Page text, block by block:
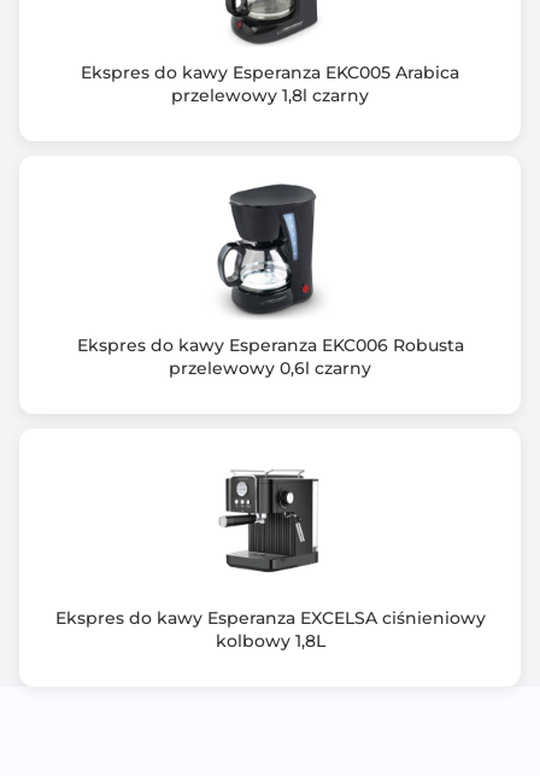
Jacobs® (Tylko małe kapsułki) * , Lor®* , ESE®*
Adler sp. z o.o.
1 adapter do mielonej kawy z 2 wymiennymi filtrami
Filtr mały: Espresso / Mała kawa / Herbata w
Filtr duży: Caffee lungo / Duża kawa
Łatwa obsługa tylko 3 przyciski
Profesjonalna pompa o ciśnieniu 19 bar gwarantuje
bardziej intensywną kawę
Krótki czas gotowości do pracy: 20 sekund
Wytrzymały surowiec obudowy: tworzywo ABS
Moc: 1450 W
Ekspres do kawy Esperanza EKC005 Arabica
przelewowy 1,8l czarny
Ekspres do kawy Esperanza EKC006 Robusta
przelewowy 0,6l czarny
Ekspres do kawy Esperanza EXCELSA ciśnieniowy
kolbowy 1,8L